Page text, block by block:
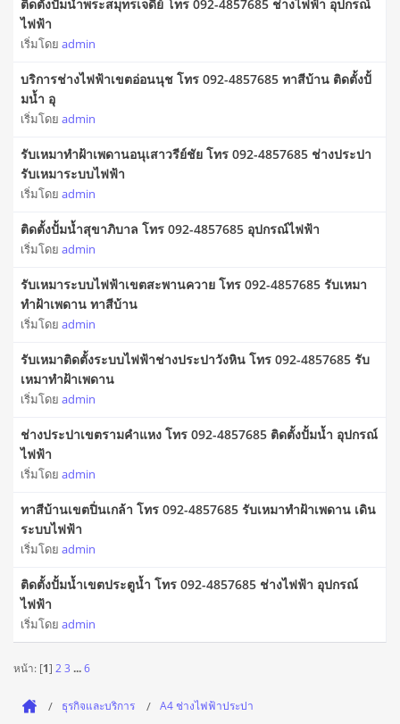
ติดตั้งปั้มน้ำพระสมุทรเจดีย์ โทร 092-4857685 ช่างไฟฟ้า อุปกรณ์
ไฟฟ้า
เริ่มโดย admin
บริการช่างไฟฟ้าเขตอ่อนนุช โทร 092-4857685 ทาสีบ้าน ติดตั้งปั้
มน้ำ อุ
เริ่มโดย admin
รับเหมาทำฝ้าเพดานอนุเสาวรีย์ชัย โทร 092-4857685 ช่างประปา
รับเหมาระบบไฟฟ้า
เริ่มโดย admin
ติดตั้งปั้มน้ำสุขาภิบาล โทร 092-4857685 อุปกรณ์ไฟฟ้า
เริ่มโดย admin
รับเหมาระบบไฟฟ้าเขตสะพานควาย โทร 092-4857685 รับเหมา
ทำฝ้าเพดาน ทาสีบ้าน
เริ่มโดย admin
รับเหมาติดตั้งระบบไฟฟ้าช่างประปาวังหิน โทร 092-4857685 รับ
เหมาทำฝ้าเพดาน
เริ่มโดย admin
ช่างประปาเขตรามคำแหง โทร 092-4857685 ติดตั้งปั้มน้ำ อุปกรณ์
ไฟฟ้า
เริ่มโดย admin
ทาสีบ้านเขตปิ่นเกล้า โทร 092-4857685 รับเหมาทำฝ้าเพดาน เดิน
ระบบไฟฟ้า
เริ่มโดย admin
ติดตั้งปั้มน้ำเขตประตูน้ำ โทร 092-4857685 ช่างไฟฟ้า อุปกรณ์
ไฟฟ้า
เริ่มโดย admin
หน้า: [1] 23 ...6
ธุรกิจและบริการ A4 ช่างไฟฟ้าประปา